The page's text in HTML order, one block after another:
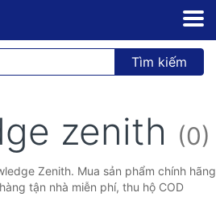
Tìm kiếm
zenith (0)
Zenith. Mua sản phẩm chính hãng
tận nhà miễn phí, thu hộ COD